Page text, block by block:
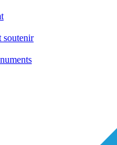
soutenir